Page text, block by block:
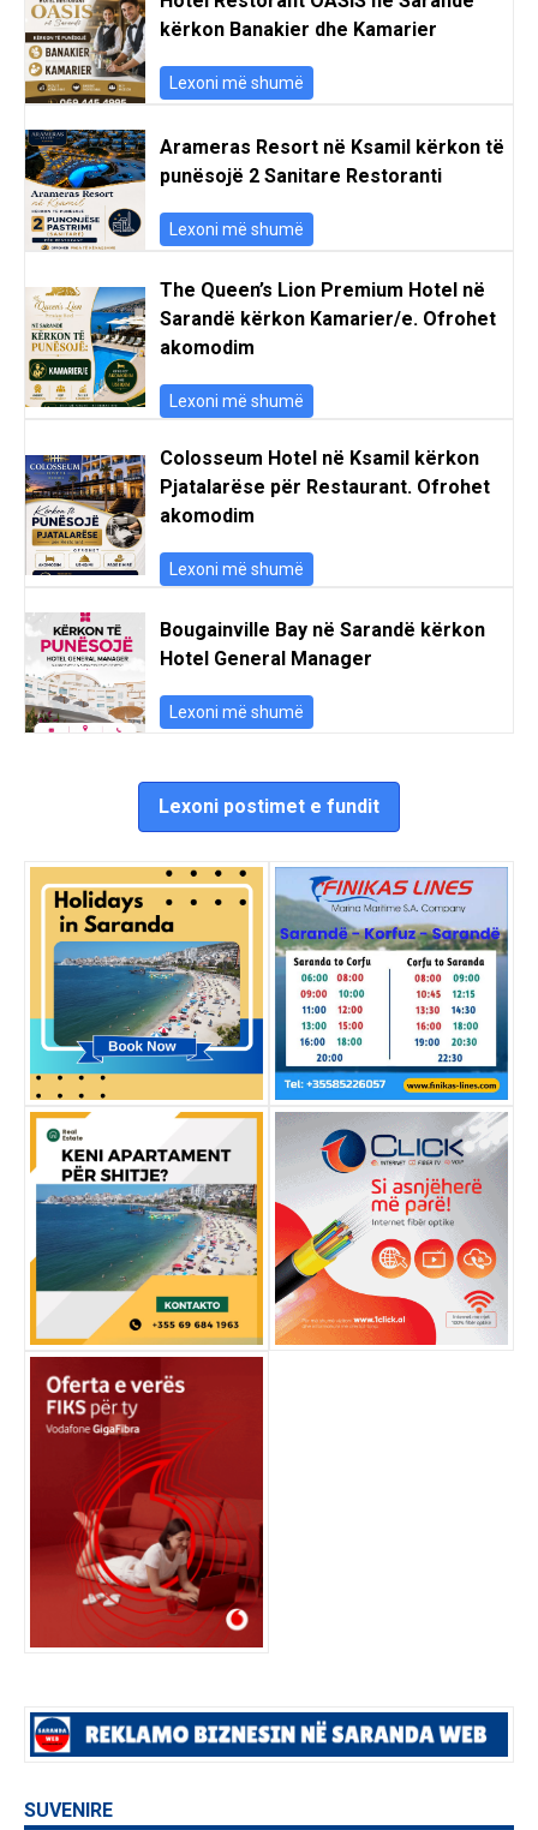
kërkon Banakier dhe Kamarier
Lexoni më shumë
Arameras Resort në Ksamil kërkon të
punësojë 2 Sanitare Restoranti
Lexoni më shumë
The Queen’s Lion Premium Hotel në
Sarandë kërkon Kamarier/e. Ofrohet
akomodim
Lexoni më shumë
Colosseum Hotel në Ksamil kërkon
Pjatalarëse për Restaurant. Ofrohet
akomodim
Lexoni më shumë
Bougainville Bay në Sarandë kërkon
Hotel General Manager
Lexoni më shumë
Lexoni postimet e fundit
SUVENIRE